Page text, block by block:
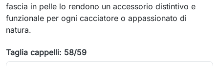
fascia in pelle lo rendono un accessorio distintivo e
funzionale per ogni cacciatore o appassionato di
natura.
Taglia cappelli: 58/59